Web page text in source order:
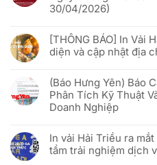
phướn
quảng
công
nghệ
Phygital
Hùng
Vương
01/05/2026
[Thông
Báo]
en.haitrieu.com:
Quyết
định
để
phục
vụ
khách
hơn
30/04/2026)
bình
luận
ở
“Rực
rỡ
sắc
đỏ
sao
Mừng
51
năm
[THÔNG BÁO] In Vải
diện và cập nhật địa
bình
luận
ở
[THÔNG
BÁO]
Hải
Triều:
Thay
(Báo Hưng Yên) Báo
Phân Tích Kỹ Thuật
Doanh Nghiệp
bình
luận
ở
In vải Hải Triều ra
tầm trải nghiệm dịch